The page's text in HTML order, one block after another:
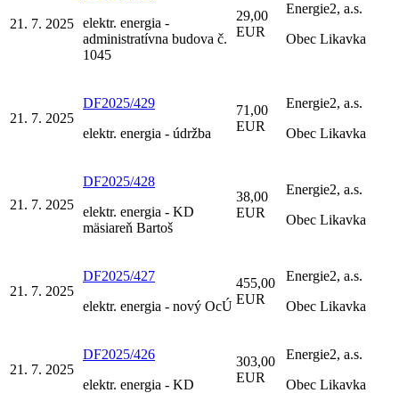
21. 7. 2025 elektr. energia -
administratívna budova č.
1045
29,00
EUR
Energie2, a.s.
Obec Likavka
21. 7. 2025
DF2025/429
elektr. energia - údržba
71,00
EUR
Energie2, a.s.
Obec Likavka
21. 7. 2025
DF2025/428
elektr. energia - KD
mäsiareň Bartoš
38,00
EUR
Energie2, a.s.
Obec Likavka
21. 7. 2025
DF2025/427
elektr. energia - nový OcÚ
455,00
EUR
Energie2, a.s.
Obec Likavka
21. 7. 2025
DF2025/426
elektr. energia - KD
303,00
EUR
Energie2, a.s.
Obec Likavka